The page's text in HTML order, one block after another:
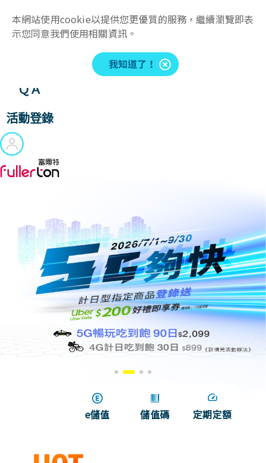
產品
ＱＡ
活動登錄
本網站使用cookie以提供您更優質的服務，繼續瀏覽即表
示您同意我們使用相關資訊。
e儲值 儲值碼 定期定額